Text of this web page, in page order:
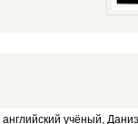
учёный,